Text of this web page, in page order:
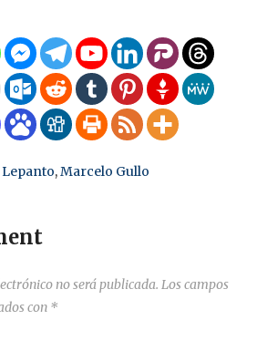
Lepanto,Marcelo Gullo
no será publicada. Los campos
con *